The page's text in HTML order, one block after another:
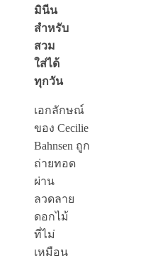
มินีน
สำหรับ
สวม
ใส่ได้
ทุกวัน
เอกลักษณ์
ของ Cecilie
Bahnsen ถูก
ถ่ายทอด
ผ่าน
ลวดลาย
ดอกไม้
ที่ไม่
เหมือน